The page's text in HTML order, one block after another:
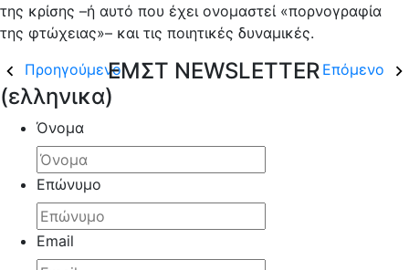
της κρίσης –ή αυτό που έχει ονομαστεί «πορνογραφία
της φτώχειας»– και τις ποιητικές δυναμικές.
Προηγούμενο
Επόμενο
ΕΜΣΤ NEWSLETTER
(ελληνικα)
Όνομα
Επώνυμο
Email